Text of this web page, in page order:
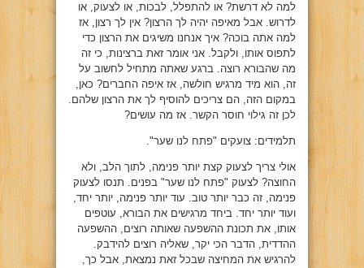
למה לא דרשת? או להתפלל, לבכות, או לצעוק, או
לדרוש. אבל מאיפה יהיה לך הרצון? אין לך רצון, אז
למה אתה בוכה? איך אנחנו משיגים את הרצון כדי
לתפוס אותו, ולקבל. אני אומר זאת ברצינות, כי זה
מה שהבורא רוצה. ברגע שאתה מתחיל לחשוב על
זה, הוא מיד מרגיש חולשה, אז איפה החברים? כאן,
במקום הזה, הם צריכים להוסיף לך את הרצון שלהם.
לכן זה גילוי חוסר הקשר. אז מה עושים?
תלמידים: צועקים "פתח לנו שער".
אולי צריך לצעוק קצת יותר פנימה, לתוך הלב, ולא
החוצה? לצעוק "פתח לנו שער" בפנים. תנסו לצעוק
פנימה, זה כבר יותר טוב. עוד יותר פנימה, יותר יחד,
ועוד יותר יחד. ביחד מרגישים את הבורא, עוטפים
אותו, את תכונת ההשפעה שאותה רוצים, ההשפעה
ההדדית, הדבר הכי יקר, שאליה רוצים להידבק.
להרגיש את המחיצה שבכל זאת נמצאת, אבל כך,